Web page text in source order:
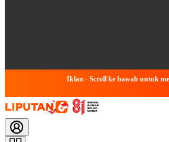
Iklan - Scroll ke bawah untuk